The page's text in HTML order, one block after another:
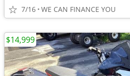
7/16 WE CAN FINANCE YOU
$14,999